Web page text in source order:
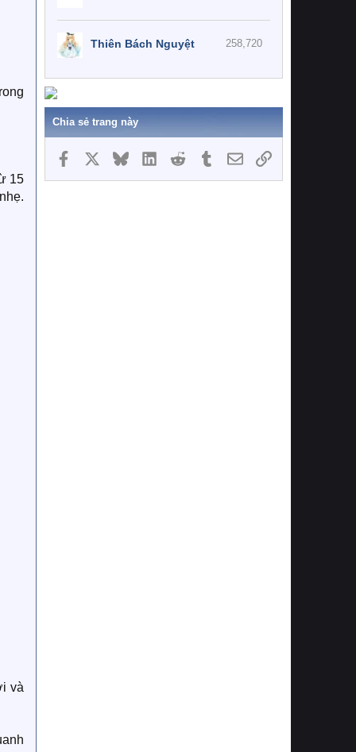
15
và
258,720
Thiên Bách Nguyệt
Chia sẻ trang này
Facebook BlueskyLinkedInReddit TumblrEmailLink